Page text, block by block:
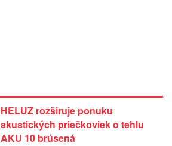
HELUZ rozširuje ponuku
akustických priečkoviek o tehlu
AKU 10 brúsená